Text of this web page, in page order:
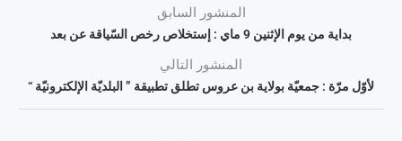
المنشور السابق
بداية من يوم الإثنين 9 ماي : إستخلاص رخص السّياقة عن بعد
المنشور التالي
لأوّل مرّة : جمعيّة بولاية بن عروس تطلق تطبيقة ” البلديّة الإلكترونيّة “